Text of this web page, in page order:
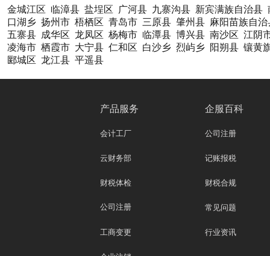
金城江区 临漳县 盐埕区 广河县 九寨沟县 新宾满族自治县
口湖乡 扬州市 梧栖区 青岛市 三原县 肇州县 麻阳苗族自治
五寨县 成华区 龙凤区 杨梅市 临潭县 博兴县 南沙区 江阴
凌海市 栖霞市 大宁县 仁和区 白沙乡 烈屿乡 阳朔县 镶黄
郾城区 龙江县 平遥县
产品服务
会计工厂
云财务部
财税体检
公司注册
工商变更
企服百科
公司注册
记账报税
财税合规
常见问题
行业资讯